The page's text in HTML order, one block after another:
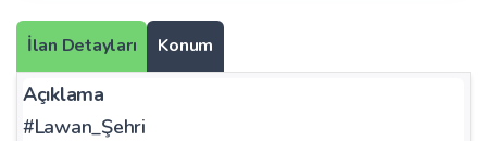
İlan Detayları Konum
Açıklama
#Lawan_Şehri